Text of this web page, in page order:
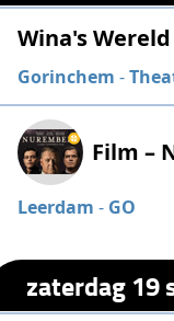
Wina's Wereld
Gorinchem -
Film –
Leerdam - GO
zaterdag 19